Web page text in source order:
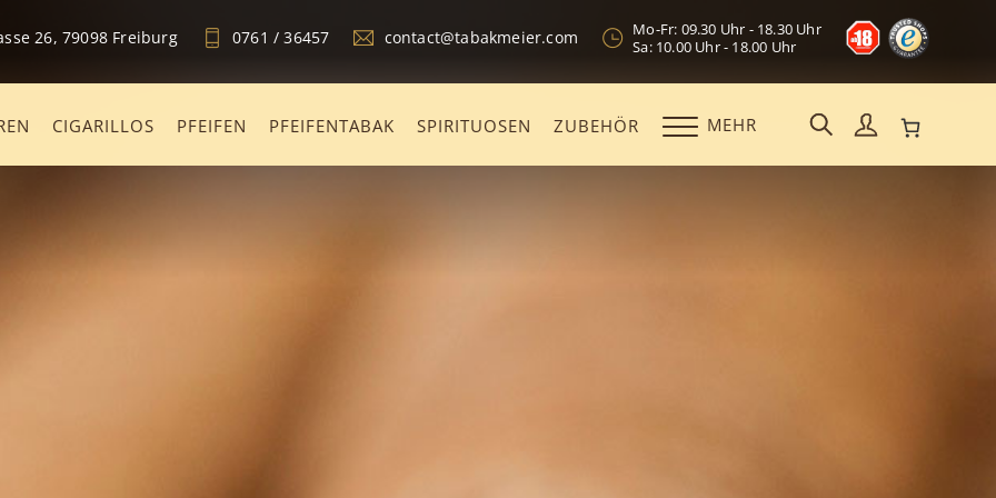
26, 79098 Freiburg 0761 / 36457 contact@tabakmeier.com
Mo-Fr: 09.30 Uhr - 18.30 Uhr
Sa: 10.00 Uhr - 18.00 Uhr
CIGARILLOS PFEIFEN PFEIFENTABAK SPIRITUOSEN ZUBEHÖR MEHR